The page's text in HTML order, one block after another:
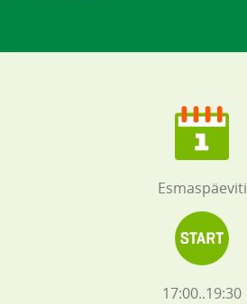
Esmaspäeviti
17:00..19:30